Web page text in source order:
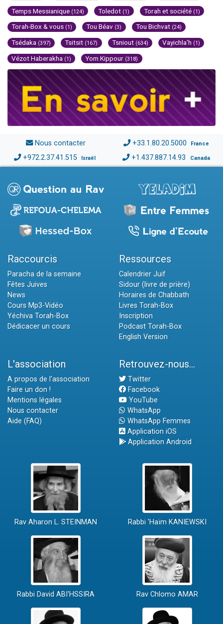
Temps Messianique (124) Toledot (1) Torah et société (1)
Torah-Box & vous (1) Tou Béav (3) Tou Bichvat (24)
Tsédaka (397) Tsitsit (167) Tsniout (634) Vayichla'h (1)
Vézot Haberakha (1) Yom Kippour (318)
Nous contacter +33.1.80.20.5000 France
+972.2.37.41.515 Israël +1.437.887.14.93 Canada
Raccourcis
Paracha de la semaine
Fêtes Juives
News
Cours Mp3-Vidéo
Yéchiva Torah-Box
Dédicacer un cours
Ressources
Calendrier Juif
Sidour (livre de prière)
Horaires de Chabbath
Livres Torah-Box
Inscription
Podcast Torah-Box
English Version
L'association
A propos de l'association
Faire un don !
Mentions légales
Nous contacter
Aide (FAQ)
Retrouvez-nous...
Twitter
Facebook
YouTube
WhatsApp
WhatsApp Femmes
Application iOS
Application Android
Rav Aharon L. STEINMAN Rabbi 'Haïm KANIEWSKI
Rabbi David ABI'HSSIRA Rav Chlomo AMAR